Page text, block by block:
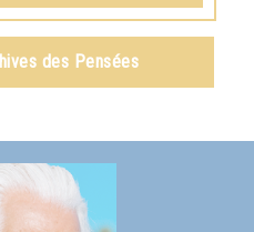
et création spirituelle,
des Pensées